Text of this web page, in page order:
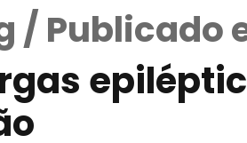
/ Publicado